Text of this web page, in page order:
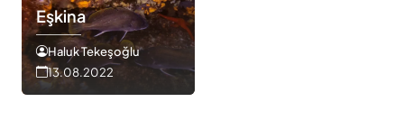
Eşkina
Haluk Tekeşoğlu
13.08.2022